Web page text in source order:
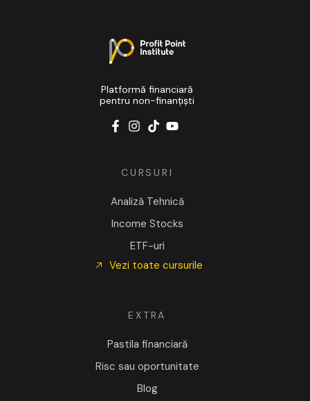
Platformă financiară
pentru non-finanțiști
CURSURI
Analiză Tehnică
Income Stocks
ETF-uri
Vezi toate cursurile
EXTRA
Pastila financiară
Risc sau oportunitate
Blog